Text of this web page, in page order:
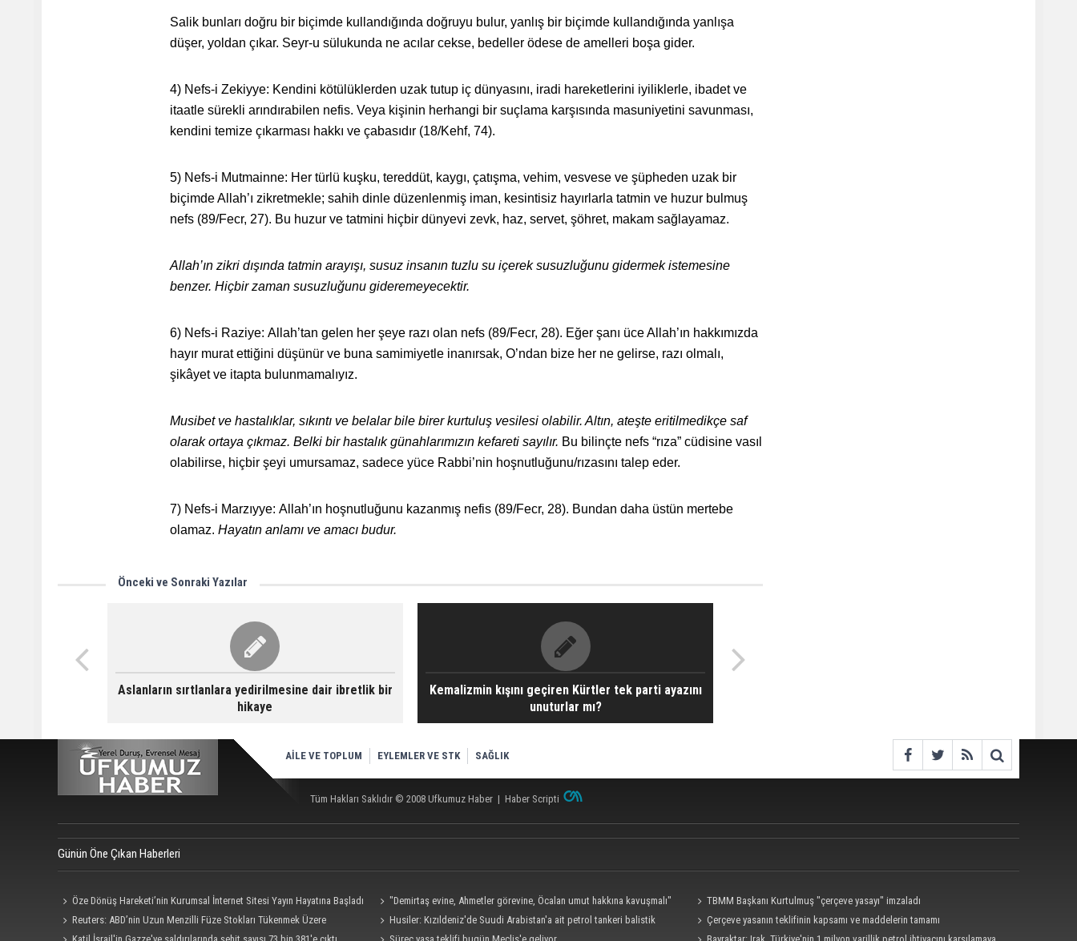
Salik bunları doğru bir biçimde kullandığında doğruyu bulur, yanlış bir biçimde kullandığında yanlışa
düşer, yoldan çıkar. Seyr-u sülukunda ne acılar cekse, bedeller ödese de amelleri boşa gider.
4) Nefs-i Zekiyye: Kendini kötülüklerden uzak tutup iç dünyasını, iradi hareketlerini iyiliklerle, ibadet ve
itaatle sürekli arındırabilen nefis. Veya kişinin herhangi bir suçlama karşısında masuniyetini savunması,
kendini temize çıkarması hakkı ve çabasıdır (18/Kehf, 74).
5) Nefs-i Mutmainne: Her türlü kuşku, tereddüt, kaygı, çatışma, vehim, vesvese ve şüpheden uzak bir
biçimde Allah’ı zikretmekle; sahih dinle düzenlenmiş iman, kesintisiz hayırlarla tatmin ve huzur bulmuş
nefs (89/Fecr, 27). Bu huzur ve tatmini hiçbir dünyevi zevk, haz, servet, şöhret, makam sağlayamaz.
Allah’ın zikri dışında tatmin arayışı, susuz insanın tuzlu su içerek susuzluğunu gidermek istemesine
benzer. Hiçbir zaman susuzluğunu gideremeyecektir.
6) Nefs-i Raziye: Allah’tan gelen her şeye razı olan nefs (89/Fecr, 28). Eğer şanı üce Allah’ın hakkımızda
hayır murat ettiğini düşünür ve buna samimiyetle inanırsak, O’ndan bize her ne gelirse, razı olmalı,
şikâyet ve itapta bulunmamalıyız.
Musibet ve hastalıklar, sıkıntı ve belalar bile birer kurtuluş vesilesi olabilir. Altın, ateşte eritilmedikçe saf
olarak ortaya çıkmaz. Belki bir hastalık günahlarımızın kefareti sayılır. Bu bilinçte nefs “rıza” cüdisine vasıl
olabilirse, hiçbir şeyi umursamaz, sadece yüce Rabbi’nin hoşnutluğunu/rızasını talep eder.
7) Nefs-i Marzıyye: Allah’ın hoşnutluğunu kazanmış nefis (89/Fecr, 28). Bundan daha üstün mertebe
olamaz. Hayatın anlamı ve amacı budur.
Önceki ve Sonraki Yazılar
Aslanların sırtlanlara yedirilmesine dair ibretlik bir
hikaye
Kemalizmin kışını geçiren Kürtler tek parti ayazını
unuturlar mı?
AİLE VE TOPLUM EYLEMLER VE STK SAĞLIK
Tüm Hakları Saklıdır © 2008 Ufkumuz Haber | Haber Scripti
Günün Öne Çıkan Haberleri
Öze Dönüş Hareketi’nin Kurumsal İnternet Sitesi Yayın Hayatına Başladı "Demirtaş evine, Ahmetler görevine, Öcalan umut hakkına kavuşmalı"
TBMM Başkanı Kurtulmuş "çerçeve yasayı" imzaladı
Reuters: ABD’nin Uzun Menzilli Füze Stokları Tükenmek Üzere
Husiler: Kızıldeniz'de Suudi Arabistan'a ait petrol tankeri balistik
Çerçeve yasanın teklifinin kapsamı ve maddelerin tamamı